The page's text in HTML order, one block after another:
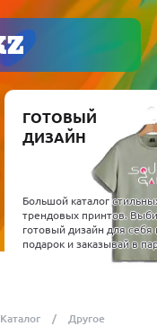
ГОТОВЫЙ
ДИЗАЙН
Большой каталог
трендовых принтов.
готовый дизайн для себя
подарок и заказывай в
Каталог Другое